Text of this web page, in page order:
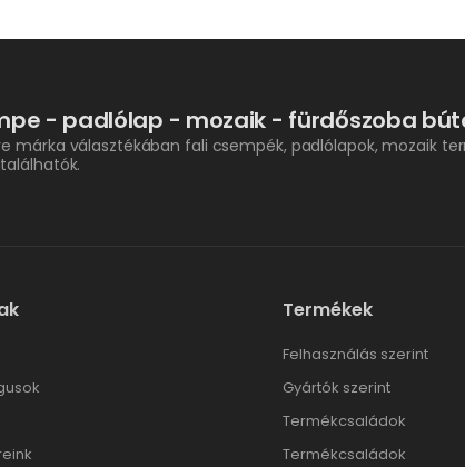
- padlólap - mozaik - fürdőszoba
márka választékában fali csempék, padlólapok, mozaik
Termékek
Felhasználás szerint
Gyártók szerint
Termékcsaládok
Termékcsaládok